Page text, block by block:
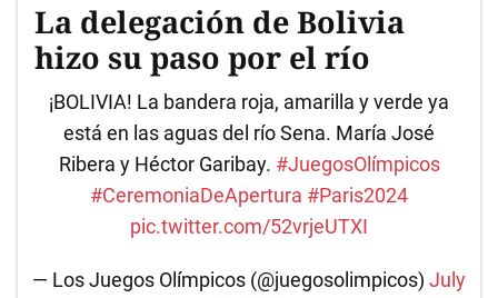
La delegación de Bolivia
hizo su paso por el río
¡BOLIVIA! La bandera roja, amarilla y verde ya
está en las aguas del río Sena. María José
Ribera y Héctor Garibay. #JuegosOlímpicos
#CeremoniaDeApertura #Paris2024
pic.twitter.com/52vrjeUTXI
— Los Juegos Olímpicos (@juegosolimpicos) July